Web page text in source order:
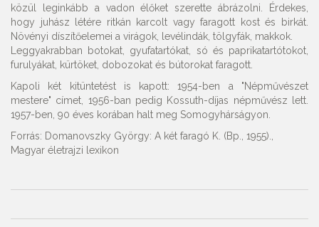
közül leginkább a vadon élőket szerette ábrázolni. Érdekes,
hogy juhász létére ritkán karcolt vagy faragott kost és birkát.
Növényi díszítőelemei a virágok, levélindák, tölgyfák, makkok.
Leggyakrabban botokat, gyufatartókat, só és paprikatartótokot,
furulyákat, kürtöket, dobozokat és bútorokat faragott.
Kapoli két kitüntetést is kapott: 1954-ben a "Népművészet
mestere" címet, 1956-ban pedig Kossuth-díjas népművész lett.
1957-ben, 90 éves korában halt meg Somogyhárságyon.
Forrás: Domanovszky György: A két faragó K. (Bp., 1955).,
Magyar életrajzi lexikon